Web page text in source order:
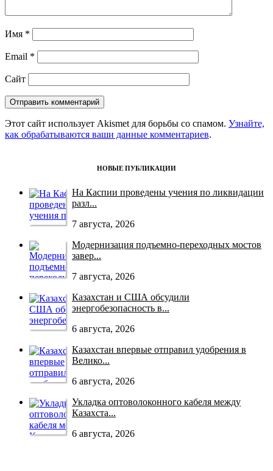
Имя *
Email *
Сайт
Этот сайт использует Akismet для борьбы со спамом. Узнайте,
как обрабатываются ваши данные комментариев.
НОВЫЕ ПУБЛИКАЦИИ
На Каспии проведены учения по ликвидации
разл...
7 августа, 2026
Модернизация подъемно-переходных мостов
завер...
7 августа, 2026
Казахстан и США обсудили
энергобезопасность в...
6 августа, 2026
Казахстан впервые отправил удобрения в
Велико...
6 августа, 2026
Укладка оптоволоконного кабеля между
Казахста...
6 августа, 2026